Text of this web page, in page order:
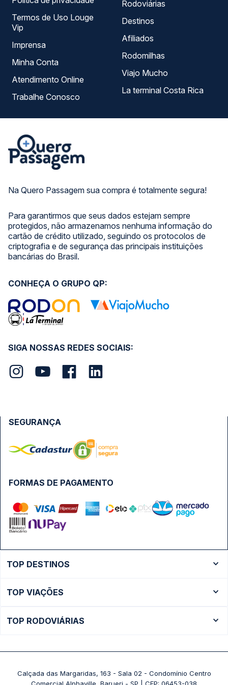
Na Quero Passagem sua compra é totalmente segura!
Para garantirmos que seus dados estejam sempre
protegidos, não armazenamos nenhuma informação do
cartão de crédito utilizado, seguindo os protocolos de
criptografia e de segurança das principais instituições
bancárias do Brasil.
Termos de Uso Louge
Vip
Imprensa
Minha Conta
Atendimento Online
Trabalhe Conosco
Rodoviárias
Destinos
Afiliados
Rodomilhas
Viajo Mucho
La terminal Costa Rica
SIGA NOSSAS REDES SOCIAIS:
CONHEÇA O GRUPO QP:
FORMAS DE PAGAMENTO
SEGURANÇA
TOP DESTINOS
Ônibus São Paulo
TOP VIAÇÕES
Passagens Pássaro Marron
TOP RODOVIÁRIAS
Rodoviária Belo Horizonte - Gov. Israel Pinheiro (Tergip)
Calçada das Margaridas, 163 - Sala 02 - Condomínio Centro